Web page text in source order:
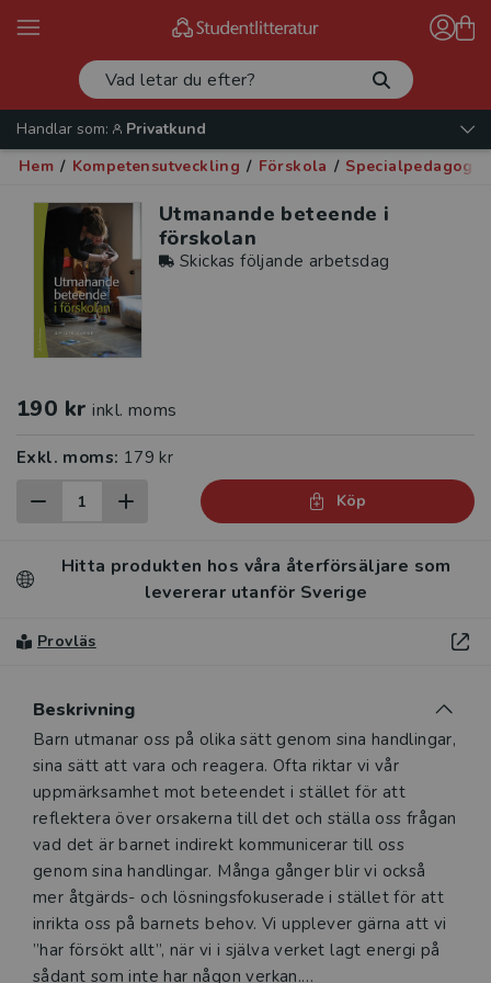
Handlar som:
Privatkund
Hem / Kompetensutveckling / Förskola / Specialpedagogik
Utmanande beteende i
förskolan
Skickas följande arbetsdag
190 kr inkl. moms
Exkl. moms: 179 kr
Köp
Hitta produkten hos våra återförsäljare som
levererar utanför Sverige
Provläs
Beskrivning
Beskrivning
Barn utmanar oss på olika sätt genom sina handlingar,
sina sätt att vara och reagera. Ofta riktar vi vår
uppmärksamhet mot beteendet i stället för att
reflektera över orsakerna till det och ställa oss frågan
vad det är barnet indirekt kommunicerar till oss
genom sina handlingar. Många gånger blir vi också
mer åtgärds- och lösningsfokuserade i stället för att
inrikta oss på barnets behov. Vi upplever gärna att vi
”har försökt allt”, när vi i själva verket lagt energi på
sådant som inte har någon verkan.